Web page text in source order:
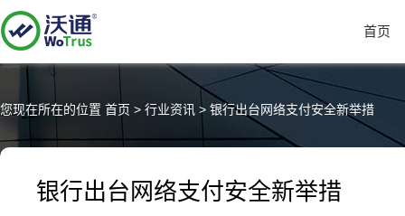
首页
您现在所在的位置 首页 > 行业资讯 > 银行出台网络支付安全新举措
银行出台网络支付安全新举措